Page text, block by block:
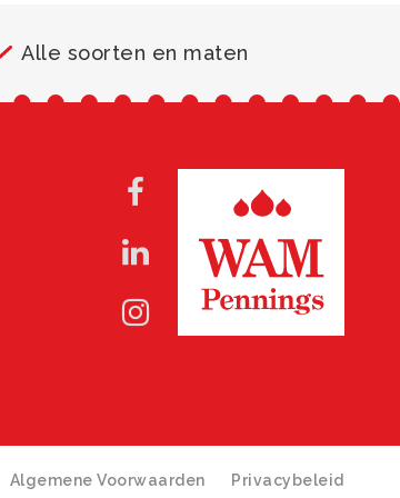
Alle soorten en maten
Algemene Voorwaarden Privacybeleid